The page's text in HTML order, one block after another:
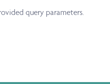
query parameters.